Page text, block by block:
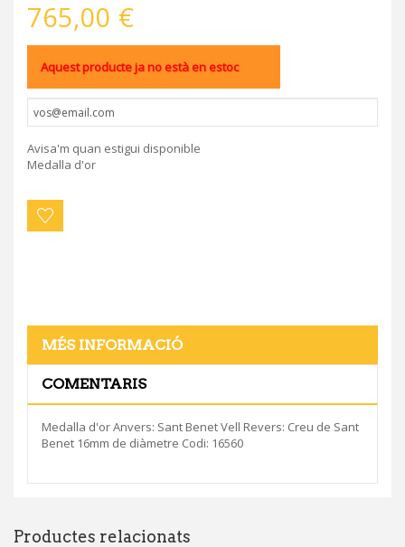
765,00 €
Aquest producte ja no està en estoc
Avisa'm quan estigui disponible
Medalla d'or
MÉS INFORMACIÓ
COMENTARIS
Medalla d'or Anvers: Sant Benet Vell Revers: Creu de Sant
Benet 16mm de diàmetre Codi: 16560
Productes relacionats